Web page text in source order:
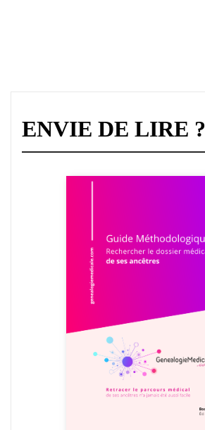
ENVIE DE LIRE ?